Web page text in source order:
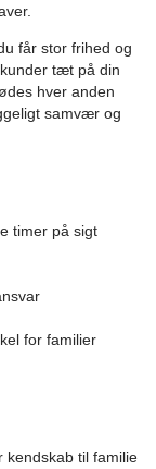
får stor frihed og
tæt på din
hver anden
samvær og
timer på sigt
for familier
kendskab til familie